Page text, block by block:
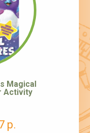
Magical
Activity
р.